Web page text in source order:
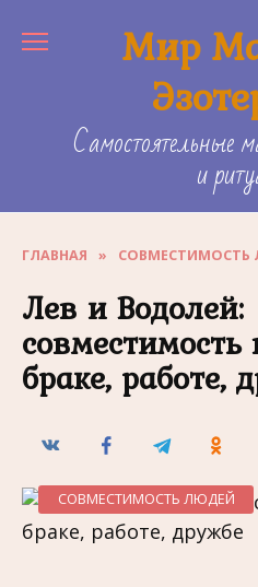
Мир
Самостоятельные
и
ГЛАВНАЯ » СОВМЕСТИМОСТЬ
Лев и Водолей:
браке, работе,
СОВМЕСТИМОСТЬ ЛЮДЕЙ